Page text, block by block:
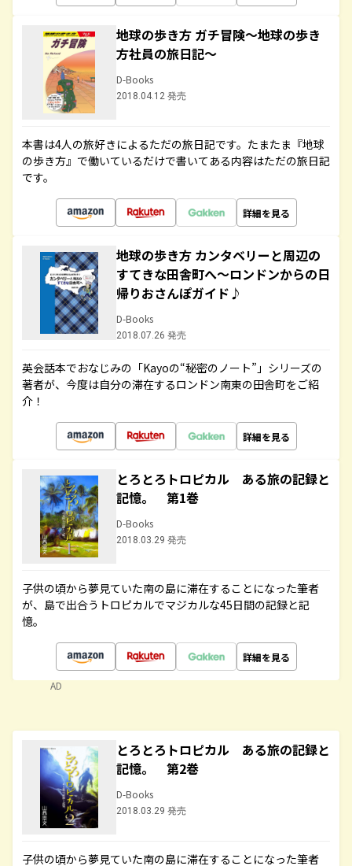
地球の歩き方 ガチ冒険～地球の歩き
方社員の旅日記～
D-Books
2018.04.12 発売
本書は4人の旅好きによるただの旅日記です。たまたま『地球
の歩き方』で働いているだけで書いてある内容はただの旅日記
です。
詳細を見る
地球の歩き方 カンタベリーと周辺の
すてきな田舎町へ～ロンドンからの日
帰りおさんぽガイド♪
D-Books
2018.07.26 発売
英会話本でおなじみの「Kayoの“秘密のノート”」シリーズの
著者が、今度は自分の滞在するロンドン南東の田舎町をご紹
介！
詳細を見る
とろとろトロピカル ある旅の記録と
記憶。 第1巻
D-Books
2018.03.29 発売
子供の頃から夢見ていた南の島に滞在することになった筆者
が、島で出合うトロピカルでマジカルな45日間の記録と記
憶。
詳細を見る
AD
とろとろトロピカル ある旅の記録と
記憶。 第2巻
D-Books
2018.03.29 発売
子供の頃から夢見ていた南の島に滞在することになった筆者